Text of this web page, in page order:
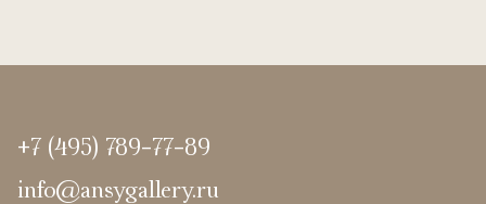
+7 (495) 789-77-89
info@ansygallery.ru